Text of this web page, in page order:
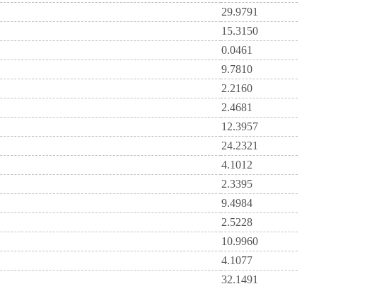
29.9791
15.3150
0.0461
9.7810
2.2160
2.4681
12.3957
24.2321
4.1012
2.3395
9.4984
2.5228
10.9960
4.1077
32.1491